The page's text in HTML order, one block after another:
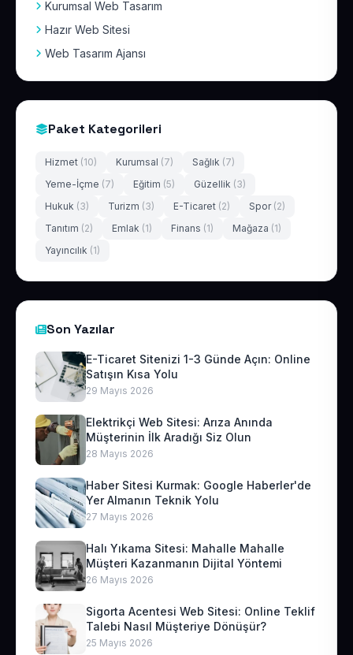
Kurumsal Web Tasarım
Hazır Web Sitesi
Web Tasarım Ajansı
Paket Kategorileri
Hizmet (10) Kurumsal (7) Sağlık (7)
Yeme-İçme (7) Eğitim (5) Güzellik (3)
Hukuk (3) Turizm (3) E-Ticaret (2) Spor (2)
Tanıtım (2) Emlak (1) Finans (1) Mağaza (1)
Yayıncılık (1)
Son Yazılar
E-Ticaret Sitenizi 1-3 Günde Açın: Online
Satışın Kısa Yolu
29 Mayıs 2026
Elektrikçi Web Sitesi: Arıza Anında
Müşterinin İlk Aradığı Siz Olun
28 Mayıs 2026
Haber Sitesi Kurmak: Google Haberler'de
Yer Almanın Teknik Yolu
27 Mayıs 2026
Halı Yıkama Sitesi: Mahalle Mahalle
Müşteri Kazanmanın Dijital Yöntemi
26 Mayıs 2026
Sigorta Acentesi Web Sitesi: Online Teklif
Talebi Nasıl Müşteriye Dönüşür?
25 Mayıs 2026